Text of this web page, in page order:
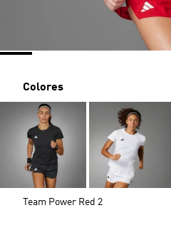
Colores
Team Power Red 2